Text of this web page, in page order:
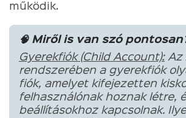
működik.
🧠 Miről is van szó
Gyerekfiók (Child Account):Az
rendszerében a gyerekfiók
fiók, amelyet kifejezetten
felhasználónak hoznak létre,
beállításokhoz kapcsolnak.